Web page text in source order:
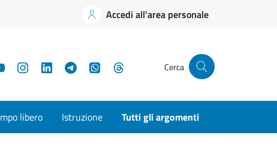
Accedi all'area personale
YouTubeInstagramLinkedInTelegramWhatsApp Cerca
libero Istruzione Tutti gli argomenti